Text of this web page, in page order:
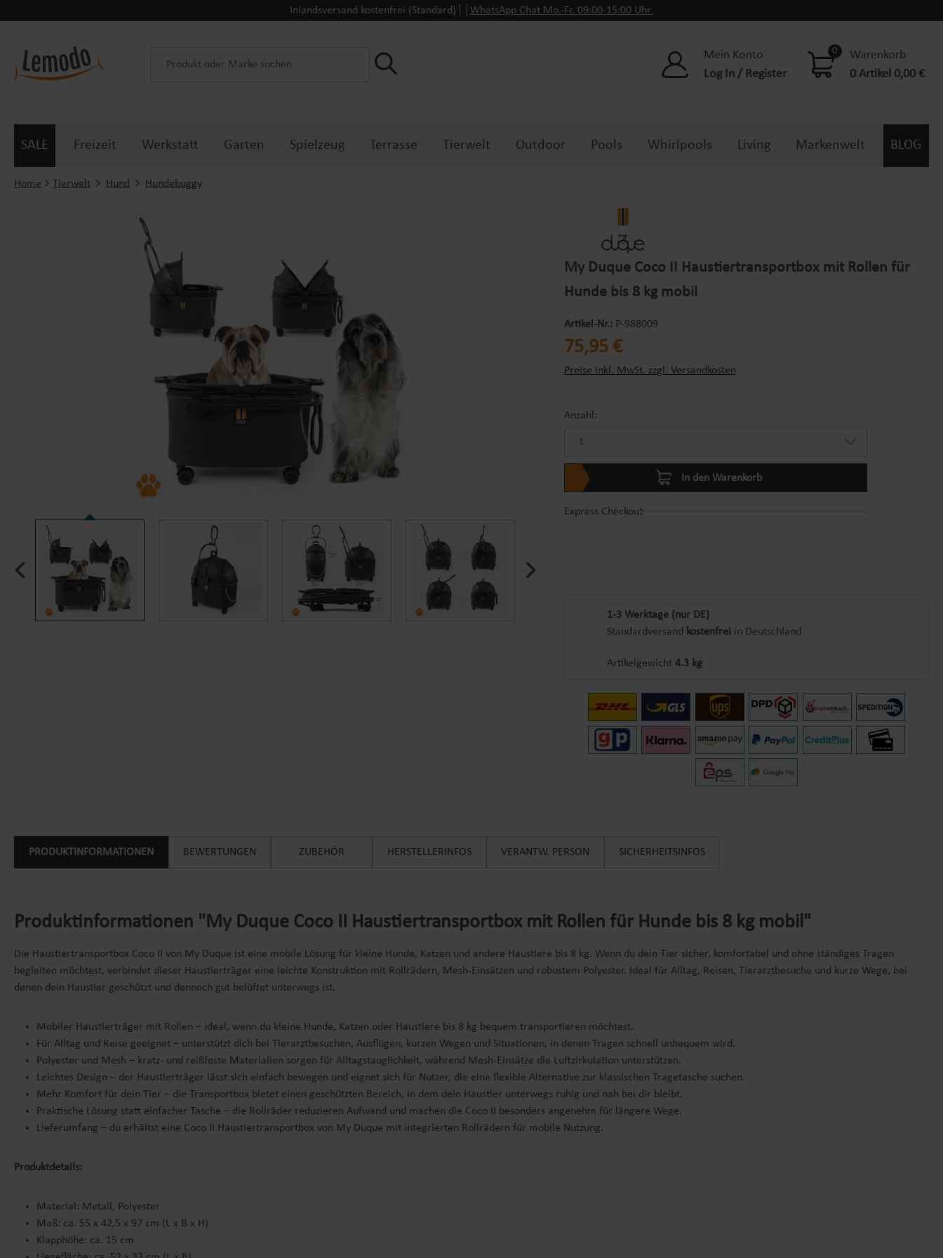
Inlandsversand kostenfrei (Standard) WhatsApp Chat Mo.-Fr. 09:00-15:00 Uhr
Mein Konto
Log In / Register
0
Warenkorb
0 Artikel 0,00 €
SALE Freizeit Werkstatt Garten Spielzeug Terrasse Tierwelt Outdoor Pools Whirlpools Living Markenwelt BLOG
Home Tierwelt Hund Hundebuggy
My Duque Coco II Haustiertransportbox mit Rollen für
Hunde bis 8 kg mobil
Artikel-Nr.: P-988009
Regulärer Preis:
75,95 €
Preise inkl. MwSt. zzgl. Versandkosten
Anzahl:
In den Warenkorb
Express Checkout
1-3 Werktage (nur DE)
Standardversand kostenfrei in Deutschland
Artikelgewicht 4.3 kg
PRODUKTINFORMATIONEN BEWERTUNGEN ZUBEHÖR HERSTELLERINFOS VERANTW. PERSON SICHERHEITSINFOS
Produktinformationen "My Duque Coco II Haustiertransportbox mit Rollen für Hunde bis 8 kg mobil"
Die Haustiertransportbox Coco II von My Duque ist eine mobile Lösung für kleine Hunde, Katzen und andere Haustiere bis 8 kg. Wenn du dein Tier sicher, komfortabel und ohne ständiges Tragen
begleiten möchtest, verbindet dieser Haustierträger eine leichte Konstruktion mit Rollrädern, Mesh-Einsätzen und robustem Polyester. Ideal für Alltag, Reisen, Tierarztbesuche und kurze Wege, bei
denen dein Haustier geschützt und dennoch gut belüftet unterwegs ist.
Mobiler Haustierträger mit Rollen – ideal, wenn du kleine Hunde, Katzen oder Haustiere bis 8 kg bequem transportieren möchtest.
Für Alltag und Reise geeignet – unterstützt dich bei Tierarztbesuchen, Ausflügen, kurzen Wegen und Situationen, in denen Tragen schnell unbequem wird.
Polyester und Mesh – kratz- und reißfeste Materialien sorgen für Alltagstauglichkeit, während Mesh-Einsätze die Luftzirkulation unterstützen.
Leichtes Design – der Haustierträger lässt sich einfach bewegen und eignet sich für Nutzer, die eine flexible Alternative zur klassischen Tragetasche suchen.
Mehr Komfort für dein Tier – die Transportbox bietet einen geschützten Bereich, in dem dein Haustier unterwegs ruhig und nah bei dir bleibt.
Praktische Lösung statt einfacher Tasche – die Rollräder reduzieren Aufwand und machen die Coco II besonders angenehm für längere Wege.
Lieferumfang – du erhältst eine Coco II Haustiertransportbox von My Duque mit integrierten Rollrädern für mobile Nutzung.
Produktdetails:
Material: Metall, Polyester
Maß: ca. 55 x 42,5 x 97 cm (L x B x H)
Klapphöhe: ca. 15 cm